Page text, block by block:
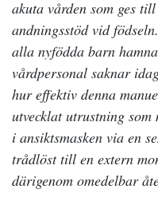
akuta vården som ges
andningsstöd vid
alla nyfödda barn
vårdpersonal saknar
hur effektiv denna
utvecklat utrustning
i ansiktsmasken via en
trådlöst till en extern
därigenom omedelbar